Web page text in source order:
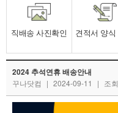
직배송 사진확인 견적서 양식
2024 추석연휴 배송안내
꾸나닷컴 | 2024-09-11 | 조